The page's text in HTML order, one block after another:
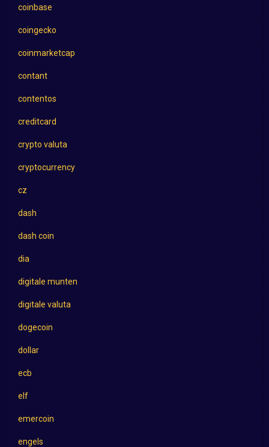
coinbase
coingecko
coinmarketcap
contant
contentos
creditcard
crypto valuta
cryptocurrency
cz
dash
dash coin
dia
digitale munten
digitale valuta
dogecoin
dollar
ecb
elf
emercoin
engels